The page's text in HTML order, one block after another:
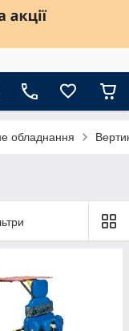
обладнання